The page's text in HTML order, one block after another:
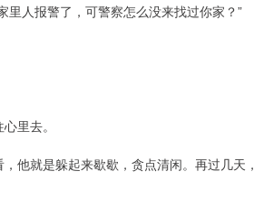
人报警了，可警察怎么没来找过你家？”
里去。
他就是躲起来歇歇，贪点清闲。再过几天，